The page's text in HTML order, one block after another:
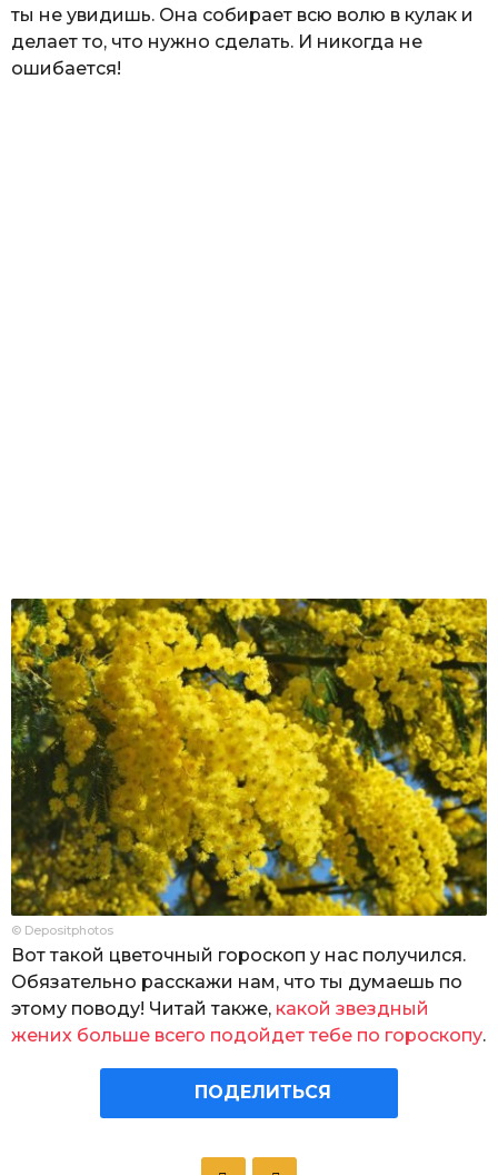
ты не увидишь. Она собирает всю волю в кулак и
делает то, что нужно сделать. И никогда не
ошибается!
© Depositphotos
Вот такой цветочный гороскоп у нас получился.
Обязательно расскажи нам, что ты думаешь по
этому поводу! Читай также, какой звездный
жених больше всего подойдет тебе по гороскопу.
ПОДЕЛИТЬСЯ